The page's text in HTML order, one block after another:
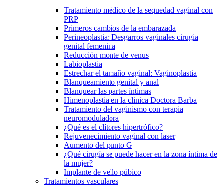
Tratamiento médico de la sequedad vaginal con
PRP
Primeros cambios de la embarazada
Perineoplastia: Desgarros vaginales cirugia
genital femenina
Reducción monte de venus
Labioplastia
Estrechar el tamaño vaginal: Vaginoplastia
Blanqueamiento genital y anal
Blanquear las partes íntimas
Himenoplastia en la clinica Doctora Barba
Tratamiento del vaginismo con terapia
neuromoduladora
¿Qué es el clítores hipertrófico?
Rejuvenecimiento vaginal con laser
Aumento del punto G
¿Qué cirugía se puede hacer en la zona íntima de
la mujer?
Implante de vello púbico
Tratamientos vasculares